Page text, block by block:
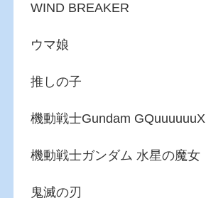
WIND BREAKER
ウマ娘
推しの子
機動戦士Gundam GQuuuuuuX
機動戦士ガンダム 水星の魔女
鬼滅の刃